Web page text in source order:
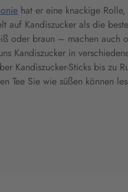
hat er eine knackige
auf Kandiszucker als die
oder braun – machen auch
Kandiszucker in
Kandiszucker-Sticks bis zu
Tee Sie wie süßen können